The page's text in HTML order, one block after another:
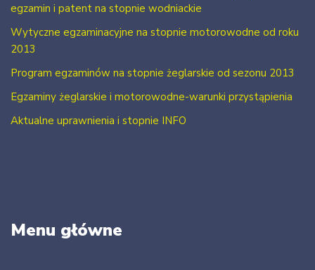
egzamin i patent na stopnie wodniackie
Wytyczne egzaminacyjne na stopnie motorowodne od roku
2013
Program egzaminów na stopnie żeglarskie od sezonu 2013
Egzaminy żeglarskie i motorowodne-warunki przystąpienia
Aktualne uprawnienia i stopnie INFO
Menu główne